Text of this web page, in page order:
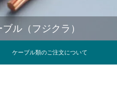
ル（フジクラ）
ケーブル類のご注文について